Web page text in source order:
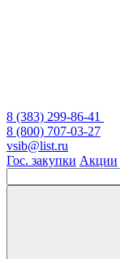
8 (383) 299-86-41
8 (800) 707-03-27
vsib@list.ru
Гос. закупки Акции